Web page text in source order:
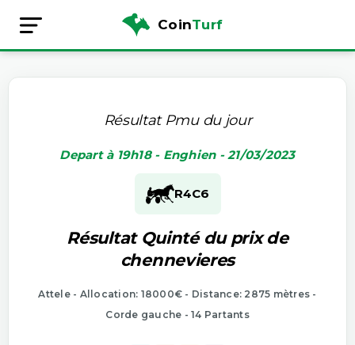
CoinTurf
Résultat Pmu du jour
Depart à 19h18 - Enghien - 21/03/2023
R4C6
Résultat Quinté du prix de
chennevieres
Attele - Allocation: 18000€ - Distance: 2875 mètres -
Corde gauche - 14 Partants